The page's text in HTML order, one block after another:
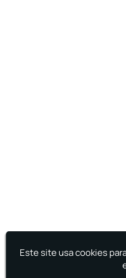
Este site usa cookies